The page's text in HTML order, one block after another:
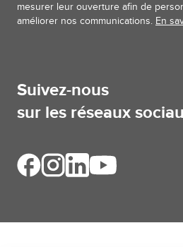
mesurer leur ouverture afin de
améliorer nos communications. En
Suivez-nous
sur les réseaux